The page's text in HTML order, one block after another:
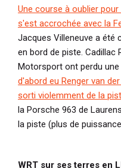
Une course à oublier
s'est accrochée avec la
Jacques Villeneuve a été
en bord de piste. Cadillac
Motorsport ont perdu
d'abord eu Renger van
sorti violemment de la
la Porsche 963 de
la piste (plus de
WRT sur ses terres en